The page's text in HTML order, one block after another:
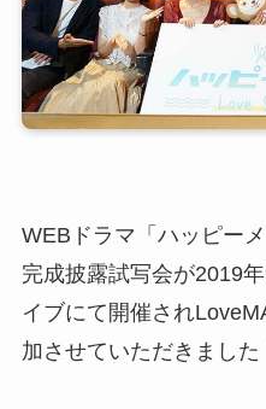
WEBドラマ「ハッピー
完成披露試写会が2019
イブにて開催され
加させていただきました